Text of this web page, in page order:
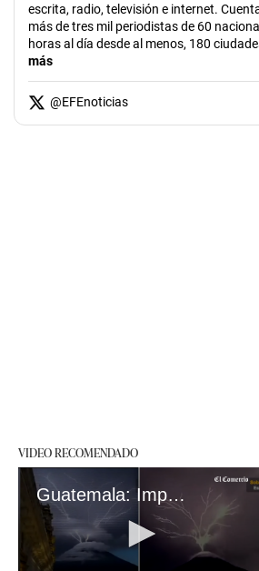
escrita, radio, televisión e internet.
más de tres mil periodistas de 60
horas al día desde al menos, 180
más
@EFEnoticias
VIDEO RECOMENDADO
Guatemala: Impresionantes rayos caen sobre volcán